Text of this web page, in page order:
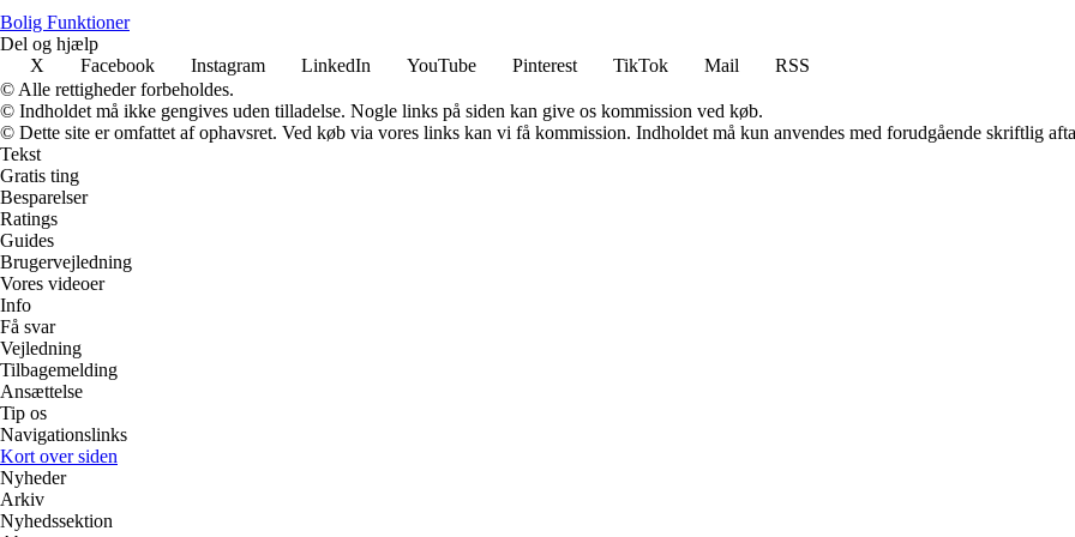
Bolig Funktioner
Del og hjælp
X
Facebook Instagram LinkedIn YouTube Pinterest TikTok Mail
RSS
© Alle rettigheder forbeholdes.
© Indholdet må ikke gengives uden tilladelse. Nogle links på siden kan give os kommission ved køb.
© Dette site er omfattet af ophavsret. Ved køb via vores links kan vi få kommission. Indholdet må kun anvendes med forudgående skriftlig
Tekst
Gratis ting
Besparelser
Ratings
Guides
Brugervejledning
Vores videoer
Info
Få svar
Vejledning
Tilbagemelding
Ansættelse
Tip os
Navigationslinks
Kort over siden
Nyheder
Arkiv
Nyhedssektion